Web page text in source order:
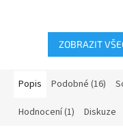
ZOBRAZIT
Popis Podobné (16)
Hodnocení (1) Diskuze